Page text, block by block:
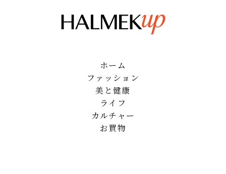
ホーム
ファッション
美と健康
ライフ
カルチャー
お買物